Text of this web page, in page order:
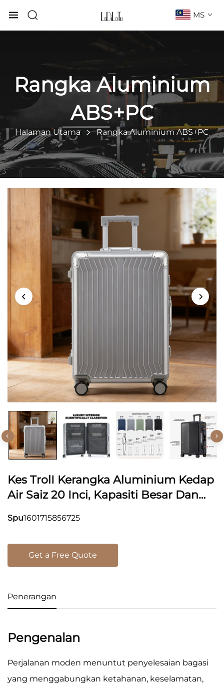
MS
Rangka Aluminium
ABS+PC
Halaman Utama Rangka Aluminium ABS+PC
Kes TrolI Kerangka Aluminium Kedap
Air Saiz 20 Inci, Kapasiti Besar Dan
Terbang Dengan Kunci Kata Laluan
Spu1601715856725
Get a Free Quote
Penerangan
Pengenalan
Perjalanan moden menuntut penyelesaian bagasi
yang menggabungkan ketahanan, keselamatan,